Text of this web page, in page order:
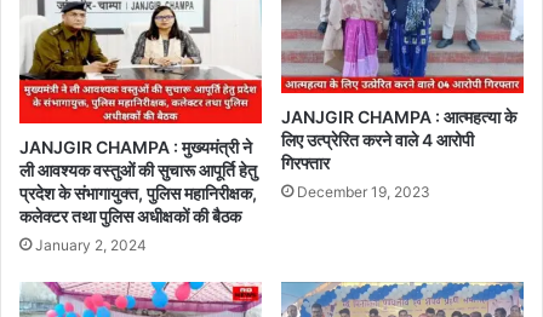
JANJGIR CHAMPA : मुख्यमंत्री ने
ली आवश्यक वस्तुओं की सुचारू आपूर्ति हेतु
प्रदेश के संभागायुक्त, पुलिस महानिरीक्षक,
कलेक्टर तथा पुलिस अधीक्षकों की बैठक
January 2, 2024
JANJGIR CHAMPA : आत्महत्या के
लिए उत्प्रेरित करने वाले 4 आरोपी
गिरफ्तार
December 19, 2023